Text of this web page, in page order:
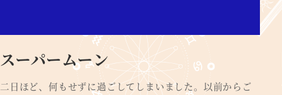
スーパームーン
二日ほど、何もせずに過ごしてしまいました。以前からご